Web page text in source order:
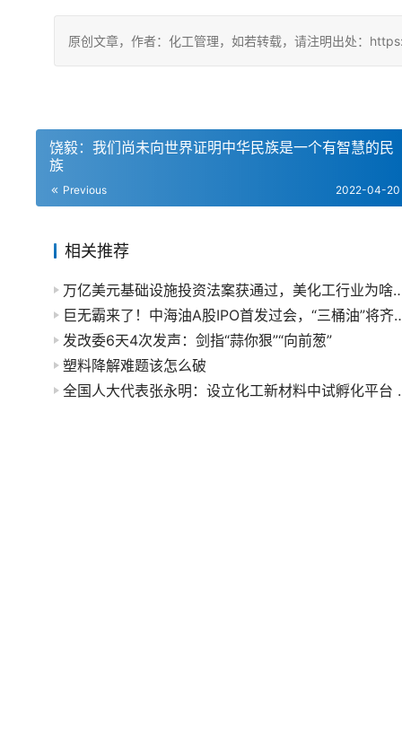
原创文章，作者：化工管理，如若转载，请注明出处：
饶毅：我们尚未向世界证明中华民族是一个有智慧的民
族
Previous 2022-04-20
相关推荐
万亿美元基础设施投资法案获
巨无霸来了！中海油A
发改委6天4次发声：剑指“蒜你狠”“向前葱”
塑料降解难题该怎么破
全国人大代表